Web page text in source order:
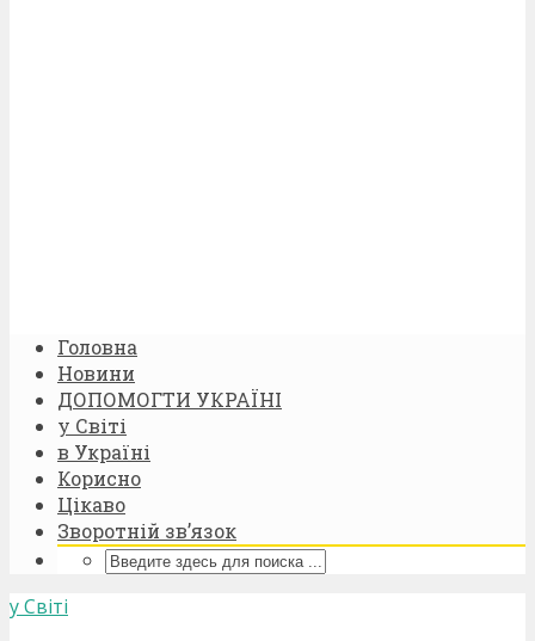
Головна
Новини
ДОПОМОГТИ УКРАЇНІ
у Світі
в Україні
Корисно
Цікаво
Зворотній зв’язок
у Світі